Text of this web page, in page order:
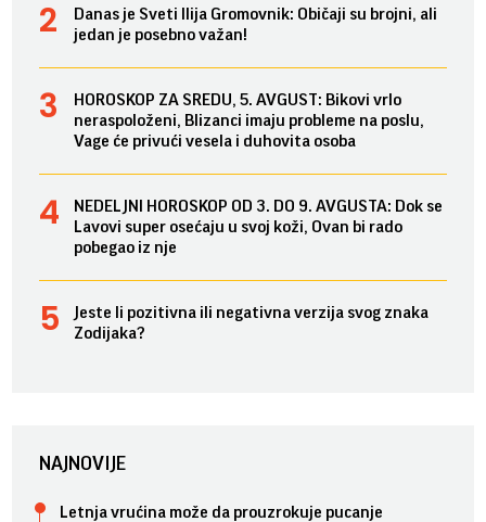
Danas je Sveti Ilija Gromovnik: Običaji su brojni, ali
jedan je posebno važan!
HOROSKOP ZA SREDU, 5. AVGUST: Bikovi vrlo
neraspoloženi, Blizanci imaju probleme na poslu,
Vage će privući vesela i duhovita osoba
NEDELJNI HOROSKOP OD 3. DO 9. AVGUSTA: Dok se
Lavovi super osećaju u svoj koži, Ovan bi rado
pobegao iz nje
Jeste li pozitivna ili negativna verzija svog znaka
Zodijaka?
NAJNOVIJE
Letnja vrućina može da prouzrokuje pucanje